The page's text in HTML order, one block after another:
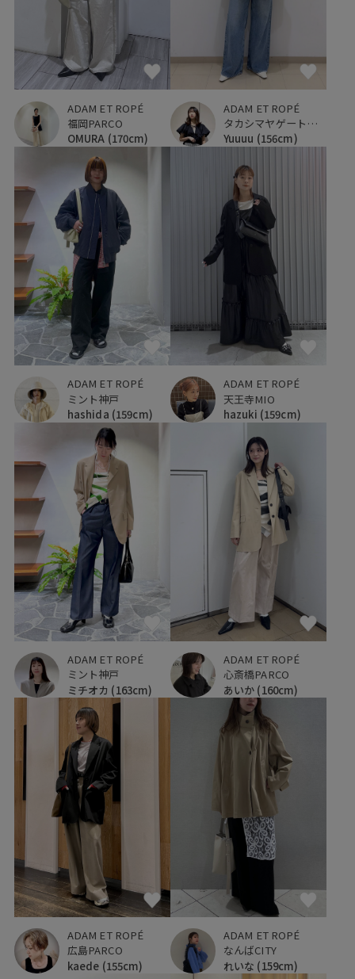
ADAM ET ROPÉ
福岡PARCO
OMURA (170cm)
ADAM ET ROPÉ
タカシマヤゲートタワーモール
Yuuuu (156cm)
ADAM ET ROPÉ
ミント神戸
hashida (159cm)
ADAM ET ROPÉ
天王寺MIO
hazuki (159cm)
ADAM ET ROPÉ
ミント神戸
ミチオカ (163cm)
ADAM ET ROPÉ
心斎橋PARCO
あいか (160cm)
ADAM ET ROPÉ
広島PARCO
kaede (155cm)
ADAM ET ROPÉ
なんばCITY
れいな (159cm)